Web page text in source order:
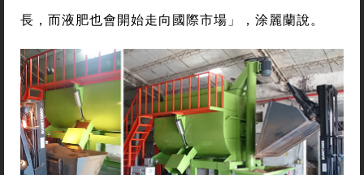
長，而液肥也會開始走向國際市場」，涂麗蘭說。